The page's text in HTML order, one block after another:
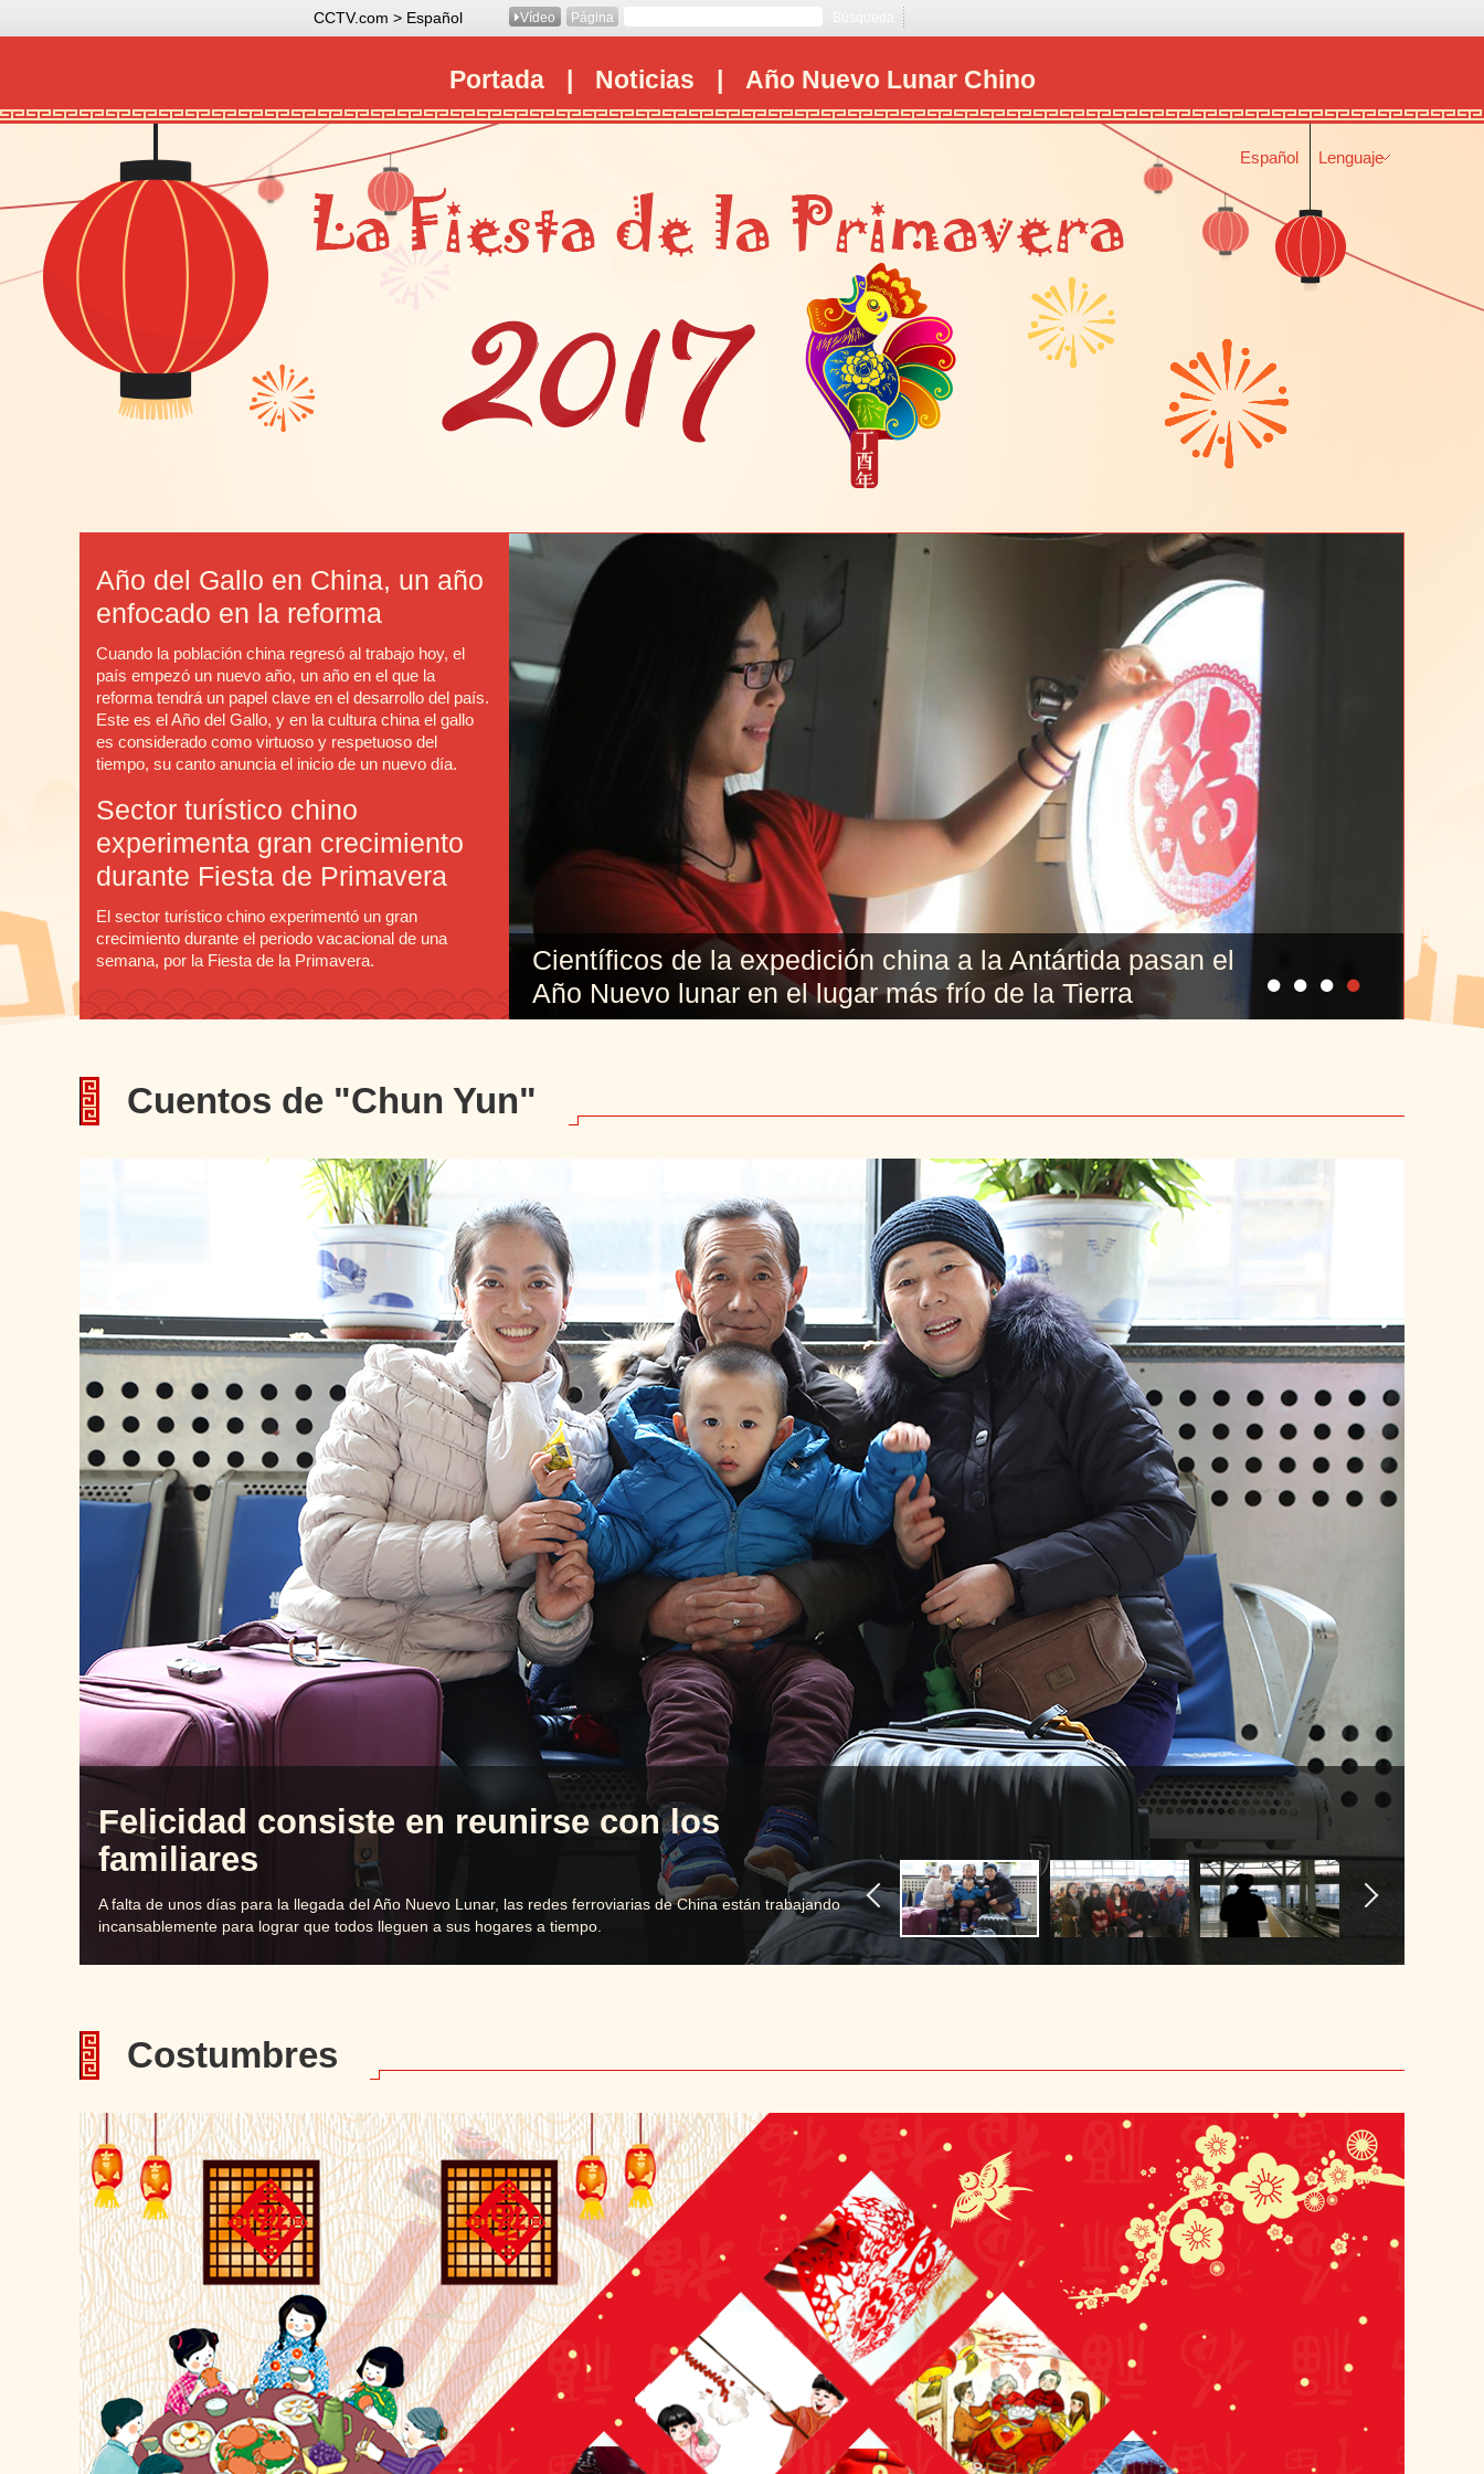
CCTV.com > Español Vídeo Página
Portada | Noticias | Año Nuevo Lunar Chino
Español Lenguaje
Año del Gallo en China, un año
enfocado en la reforma
Cuando la población china regresó al trabajo hoy, el
país empezó un nuevo año, un año en el que la
reforma tendrá un papel clave en el desarrollo del país.
Este es el Año del Gallo, y en la cultura china el gallo
es considerado como virtuoso y respetuoso del
tiempo, su canto anuncia el inicio de un nuevo día.
Sector turístico chino
experimenta gran crecimiento
durante Fiesta de Primavera
El sector turístico chino experimentó un gran
crecimiento durante el periodo vacacional de una
semana, por la Fiesta de la Primavera.
Científicos de la expedición china a la Antártida pasan el
Año Nuevo lunar en el lugar más frío de la Tierra
Cuentos de "Chun Yun"
Felicidad consiste en reunirse con los
familiares
A falta de unos días para la llegada del Año Nuevo Lunar, las redes ferroviarias de China están trabajando
incansablemente para lograr que todos lleguen a sus hogares a tiempo.
Costumbres